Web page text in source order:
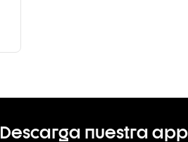
Descarga nuestra app